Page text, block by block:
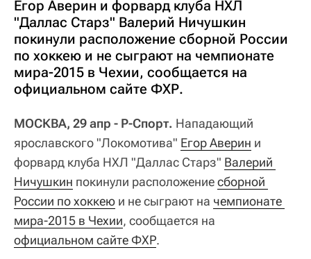
Егор Аверин и форвард клуба НХЛ
"Даллас Старз" Валерий Ничушкин
покинули расположение сборной России
по хоккею и не сыграют на чемпионате
мира-2015 в Чехии, сообщается на
официальном сайте ФХР.
МОСКВА, 29 апр - Р-Спорт. Нападающий
ярославского "Локомотива" Егор Аверин и
форвард клуба НХЛ "Даллас Старз" Валерий
Ничушкин покинули расположениесборной
России по хоккею и не сыграют на чемпионате
мира-2015 в Чехии, сообщается на
официальном сайте ФХР.